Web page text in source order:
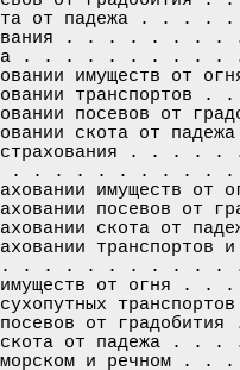
скота от
. . .
. . . . . .
посевов
скота
. . . . . . . . . . . .
. . . . . . . . . . .
имуществ от
сухопутных
посевов от
скота от
морском и